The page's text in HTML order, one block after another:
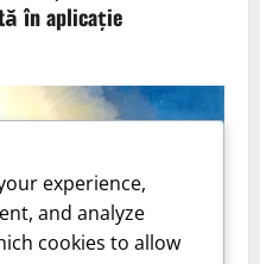
în aplicație
experience,
and analyze
cookies to allow